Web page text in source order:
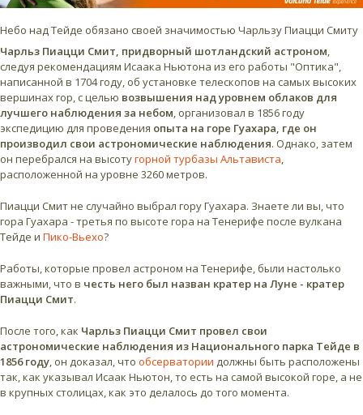
Небо над Тейде обязано своей значимостью Чарльзу Пиацци Смиту
Чарльз Пиацци Смит, придворный шотландский астроном,
следуя рекомендациям Исаака Ньютона из его работы "Оптика",
написанной в 1704 году, об установке телескопов на самых высоких
вершинах гор, с целью возвышения над уровнем облаков для
лучшего наблюдения за небом, организовал в 1856 году
экспедицию для проведения опыта на горе Гуахара, где он
производил свои астрономические наблюдения. Однако, затем
он перебрался на высотугорной турбазы Альтависта,
расположенной на уровне 3260 метров.
Пиацци Смит не случайно выбрал гору Гуахара. Знаете ли вы, что
гора Гуахара - третья по высоте гора на Тенерифе после вулкана
Тейде и Пико-Вьехо?
Работы, которые провел астроном на Тенерифе, были настолько
важными, что в честь него был назван кратер на Луне - кратер
Пиацци Смит.
После того, как Чарльз Пиацци Смит провел свои
астрономические наблюдения из Национального парка Тейде в
1856 году, он доказал, что обсерватории должны быть расположены
так, как указывал Исаак Ньютон, то есть на самой высокой горе, а не
в крупных столицах, как это делалось до того момента.